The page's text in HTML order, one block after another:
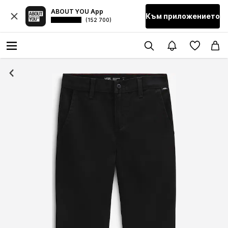
ABOUT YOU App
(152 700) Към приложението